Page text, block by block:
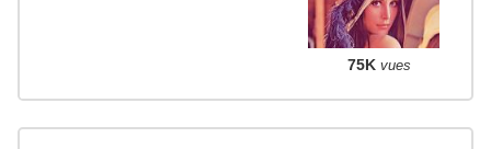
75K vues